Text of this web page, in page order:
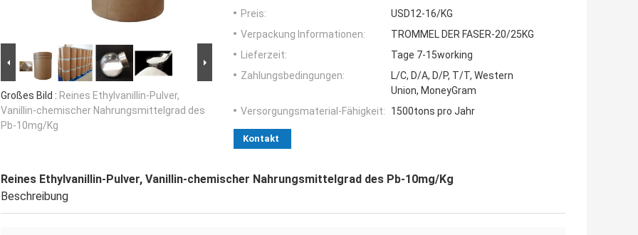
Großes Bild : Reines Ethylvanillin-Pulver,
Vanillin-chemischer Nahrungsmittelgrad des
Pb-10mg/Kg
Preis:
USD12-16/KG
Verpackung Informationen:
TROMMEL DER FASER-20/25KG
Lieferzeit:
Tage 7-15working
Zahlungsbedingungen:
L/C, D/A, D/P, T/T, Western
Union, MoneyGram
Versorgungsmaterial-Fähigkeit:
1500tons pro Jahr
Kontakt
Reines Ethylvanillin-Pulver, Vanillin-chemischer Nahrungsmittelgrad des Pb-10mg/Kg
Beschreibung